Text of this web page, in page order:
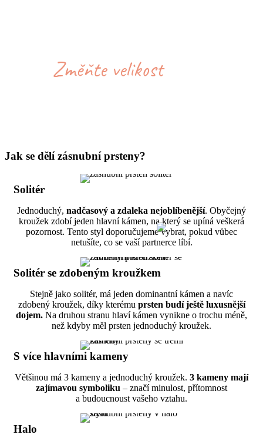
Jak se dělí zásnubní prsteny?
Solitér
Jednoduchý, nadčasový a zdaleka nejoblíbenější. Obyčejný
kroužek zdobí jeden hlavní kámen, na který se upíná veškerá
pozornost. Tento styl doporučujeme vybrat, pokud vůbec
netušíte, co se vaší partnerce líbí.
Solitér se zdobeným kroužkem
Stejně jako solitér, má jeden dominantní kámen a navíc
zdobený kroužek, díky kterému prsten budí ještě luxusnější
dojem. Na druhou stranu hlaví kámen vynikne o trochu méně,
než kdyby měl prsten jednoduchý kroužek.
S více hlavními kameny
Většinou má 3 kameny a jednoduchý kroužek. 3 kameny mají
zajímavou symboliku – značí minulost, přítomnost
a budoucnoust vašeho vztahu.
Halo